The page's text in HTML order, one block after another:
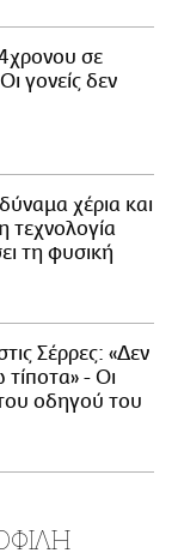
σε
γονείς δεν
χέρια και
τη φυσική
Σέρρες: «Δεν
- Οι
οδηγού του